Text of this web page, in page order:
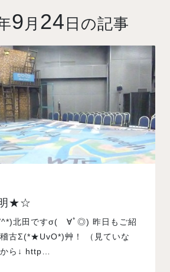
9 月 24 日の記事
明★☆
北田ですσ(ゝ∀ﾟ◎) 昨日もご紹
古Σ(*★UvO*)艸！ （見ていな
から↓ http…